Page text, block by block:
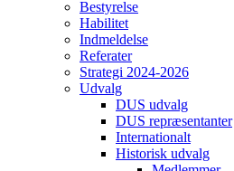
Bestyrelse
Habilitet
Indmeldelse
Referater
Strategi 2024-2026
Udvalg
DUS udvalg
DUS repræsentanter
Internationalt
Historisk udvalg